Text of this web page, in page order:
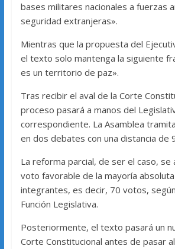
bases militares nacionales a fuerzas
seguridad extranjeras».
Mientras que la propuesta del
el texto solo mantenga la siguiente
es un territorio de paz».
Tras recibir el aval de la Corte
proceso pasará a manos del
correspondiente. La Asamblea
en dos debates con una distancia de
La reforma parcial, de ser el caso, se
voto favorable de la mayoría
integrantes, es decir, 70 votos,
Función Legislativa.
Posteriormente, el texto pasará un
Corte Constitucional antes de pasar